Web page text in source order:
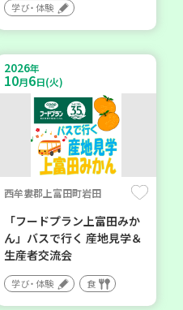
学び・体験
2026年
10月6日(火)
西牟婁郡上富田町岩田
「フードプラン上富田みか
ん」バスで行く 産地見学＆
生産者交流会
学び・体験 食